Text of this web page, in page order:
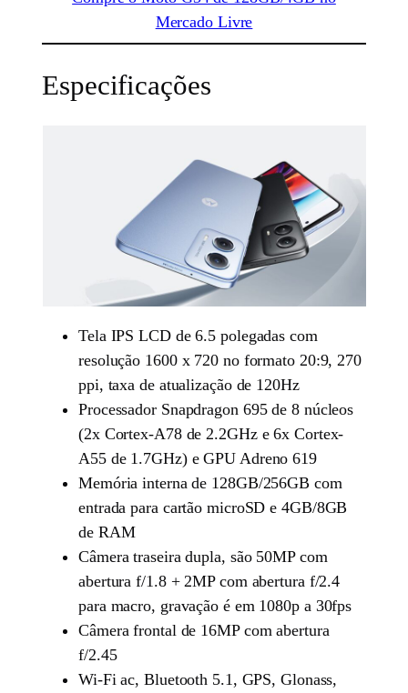
Mercado Livre
Especificações
Tela IPS LCD de 6.5 polegadas com
resolução 1600 x 720 no formato 20:9, 270
ppi, taxa de atualização de 120Hz
Processador Snapdragon 695 de 8 núcleos
(2x Cortex-A78 de 2.2GHz e 6x Cortex-
A55 de 1.7GHz) e GPU Adreno 619
Memória interna de 128GB/256GB com
entrada para cartão microSD e 4GB/8GB
de RAM
Câmera traseira dupla, são 50MP com
abertura f/1.8 + 2MP com abertura f/2.4
para macro, gravação é em 1080p a 30fps
Câmera frontal de 16MP com abertura
f/2.45
Wi-Fi ac, Bluetooth 5.1, GPS, Glonass,